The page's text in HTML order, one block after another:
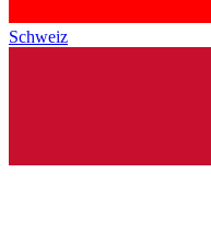
Schweiz